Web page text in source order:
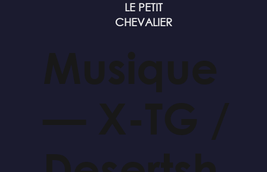
LE PETIT
CHEVALIER
Musique
— X-TG /